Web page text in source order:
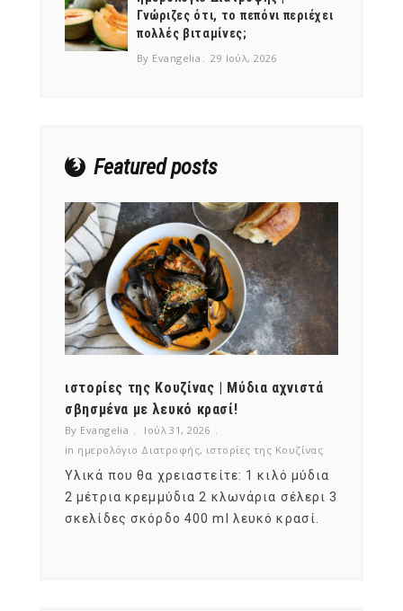
Γνώριζες ότι, το πεπόνι περιέχει
πολλές βιταμίνες;
By Evangelia 29 Ιούλ, 2026
Featured posts
ιστορίες της Κουζίνας | Μύδια αχνιστά
σβησμένα με λευκό κρασί!
By Evangelia
Ιούλ 31, 2026
in ημερολόγιο Διατροφής, ιστορίες της Κουζίνας
Υλικά που θα χρειαστείτε: 1 κιλό μύδια
2 μέτρια κρεμμύδια 2 κλωνάρια σέλερι 3
σκελίδες σκόρδο 400 ml λευκό κρασί.